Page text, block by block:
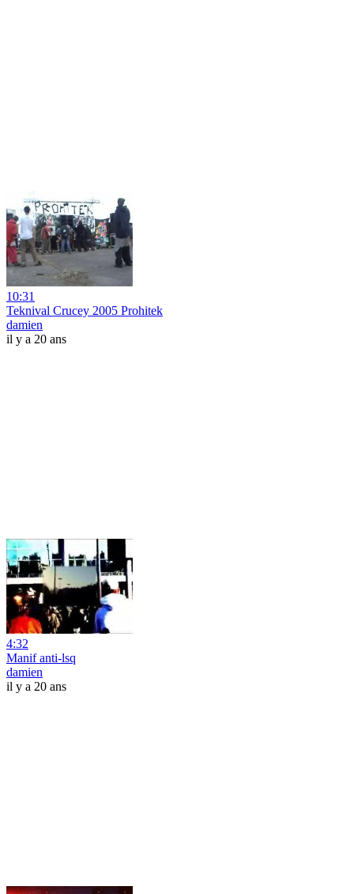
10:31
Teknival Crucey 2005 Prohitek
damien
il y a 20 ans
4:32
Manif anti-lsq
damien
il y a 20 ans